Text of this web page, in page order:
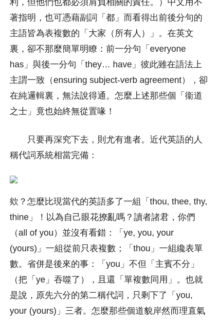
利，但他們也都必須肩負相關的責任。）中文用不
著指明，也可憑藉副詞「都」而看得出前後分句的
主語皆為表複數的「大家（所有人）」。在英文
裏，卻不那麼簡單明瞭：前一分句「everyone
has」與後一分句「they… have」彼此雖在語法上
主謂一致（ensuring subject-verb agreement），卻
在純邏輯裏，無法說得通。怎麼上述那些個「衞道
之士」竟也始終無從置喙！
只要再深究下去，則尤有進者。近代英語的人
稱代詞系統相當完備：
欸？怎麼比現當代的英語多了一組「thou, thee, thy,
thine」！以為自己眼花撩亂嗎？讀者諸君，你們
（all of you）並沒有看錯：「ye, you, your
(yours)」一組從前只表複數；「thou」一組纔表單
數。省併是後來的事：「you」不但「主賓不分」
（把「ye」吞噬了），且還「單複數同用」。也就
是說，原先六分的第二稱代詞，只剩下了「you,
your (yours)」三者。怎麼那些個道貌岸然而理直氣